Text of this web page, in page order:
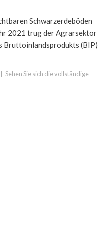
Schwarzerdeböden
2021 trug der Agrarsektor
Bruttoinlandsprodukts (BIP)
Sehen Sie sich die vollständige